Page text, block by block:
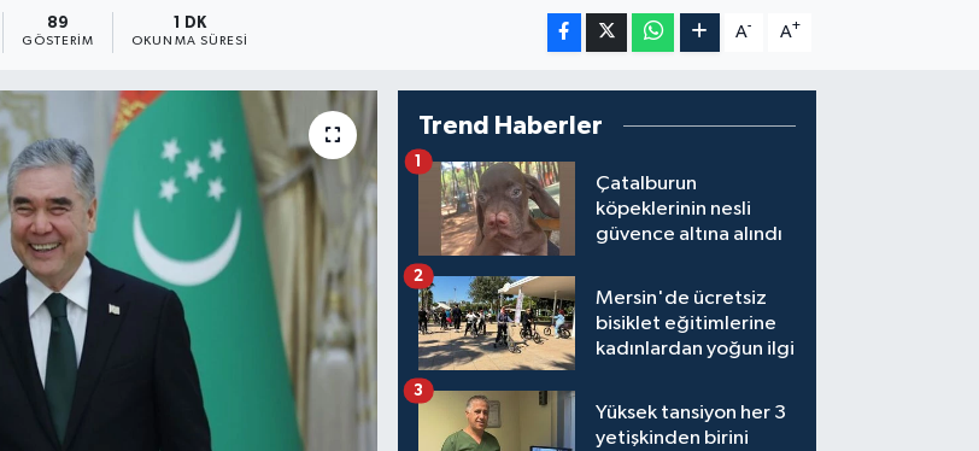
89
GÖSTERIM
1 DK
OKUNMA SÜRESI
A- A+
Trend Haberler
Çatalburun
köpeklerinin nesli
güvence altına alındı
1
Mersin'de ücretsiz
bisiklet eğitimlerine
kadınlardan yoğun ilgi
2
Yüksek tansiyon her 3
yetişkinden birini
3